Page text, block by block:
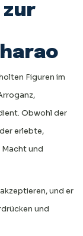
Figuren im
Obwohl der
erlebte,
und
und er
und